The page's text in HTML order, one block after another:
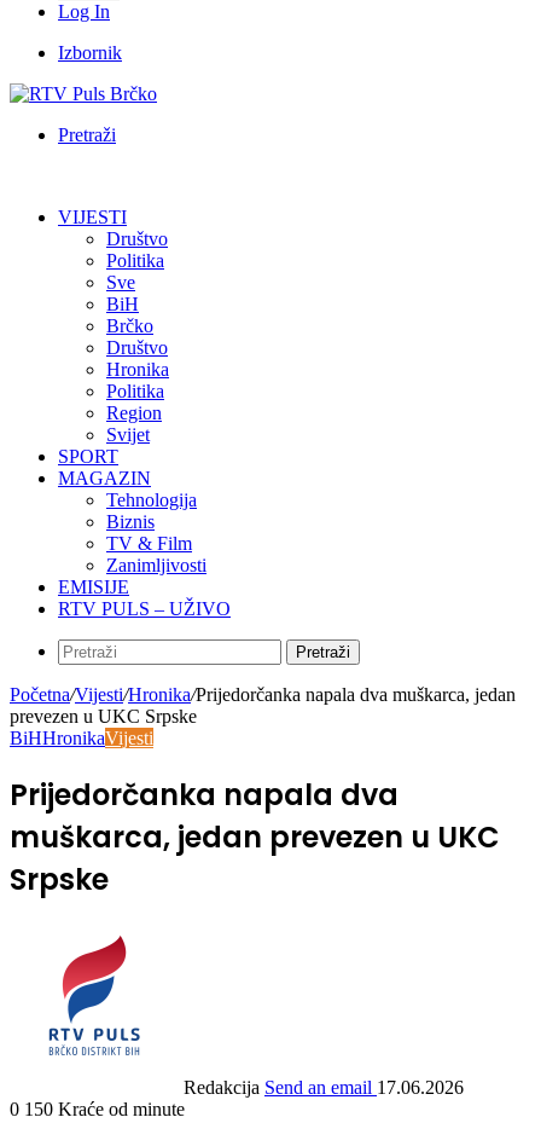
Log In
Izbornik
Pretraži
VIJESTI
Društvo
Politika
Sve
BiH
Brčko
Društvo
Hronika
Politika
Region
Svijet
SPORT
MAGAZIN
Tehnologija
Biznis
TV & Film
Zanimljivosti
EMISIJE
RTV PULS – UŽIVO
Pretraži
Početna/Vijesti/Hronika/Prijedorčanka napala dva muškarca, jedan
prevezen u UKC Srpske
BiHHronikaVijesti
Prijedorčanka napala dva
muškarca, jedan prevezen u UKC
Srpske
Redakcija Send an email 17.06.2026
0 150 Kraće od minute